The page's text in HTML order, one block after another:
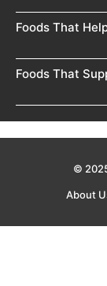
Foods That
Foods That
©
About